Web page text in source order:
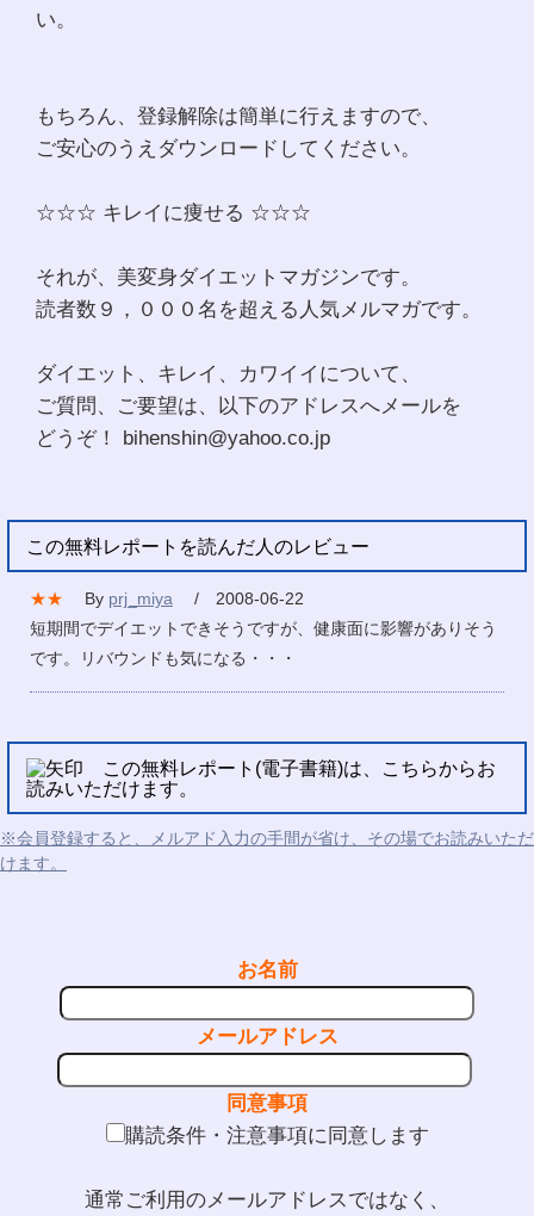
い。
もちろん、登録解除は簡単に行えますので、
ご安心のうえダウンロードしてください。
☆☆☆ キレイに痩せる ☆☆☆
それが、美変身ダイエットマガジンです。
読者数９，０００名を超える人気メルマガです。
ダイエット、キレイ、カワイイについて、
ご質問、ご要望は、以下のアドレスへメールを
どうぞ！ bihenshin@yahoo.co.jp
この無料レポートを読んだ人のレビュー
★★ By prj_miya
/ 2008-06-22
短期間でデイエットできそうですが、健康面に影響がありそう
です。リバウンドも気になる・・・
この無料レポート(電子書籍)は、こちらからお
読みいただけます。
※会員登録すると、メルアド入力の手間が省け、その場でお読みいただ
けます。
お名前
メールアドレス
同意事項
購読条件・注意事項に同意します
通常ご利用のメールアドレスではなく、